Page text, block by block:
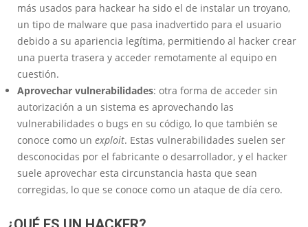
más usados para hackear ha sido el de instalar un troyano,
un tipo de malware que pasa inadvertido para el usuario
debido a su apariencia legítima, permitiendo al hacker crear
una puerta trasera y acceder remotamente al equipo en
cuestión.
Aprovechar vulnerabilidades: otra forma de acceder sin
autorización a un sistema es aprovechando las
vulnerabilidades o bugs en su código, lo que también se
conoce como un exploit. Estas vulnerabilidades suelen ser
desconocidas por el fabricante o desarrollador, y el hacker
suele aprovechar esta circunstancia hasta que sean
corregidas, lo que se conoce como un ataque de día cero.